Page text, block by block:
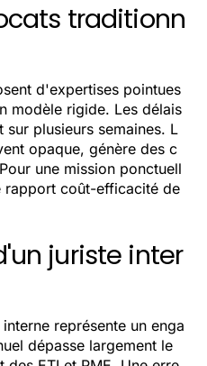
traditionn
d'expertises pointues
modèle rigide. Les délais
plusieurs semaines. L
opaque, génère des c
une mission ponctuell
coût-efficacité de
juriste inter
représente un enga
dépasse largement le